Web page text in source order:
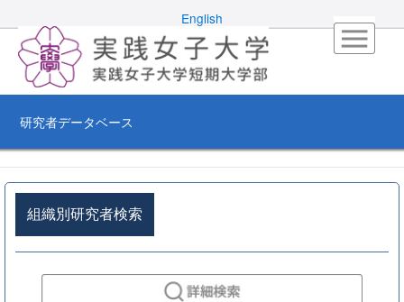
English
研究者データベース
組織別研究者検索